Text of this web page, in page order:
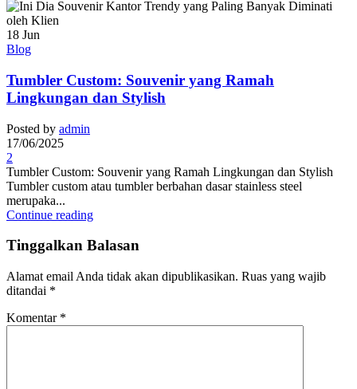
18 Jun
Blog
Tumbler Custom: Souvenir yang Ramah
Lingkungan dan Stylish
Posted by admin
17/06/2025
2
Tumbler Custom: Souvenir yang Ramah Lingkungan dan Stylish
Tumbler custom atau tumbler berbahan dasar stainless steel
merupaka...
Continue reading
Tinggalkan Balasan
Alamat email Anda tidak akan dipublikasikan. Ruas yang wajib
ditandai *
Komentar *